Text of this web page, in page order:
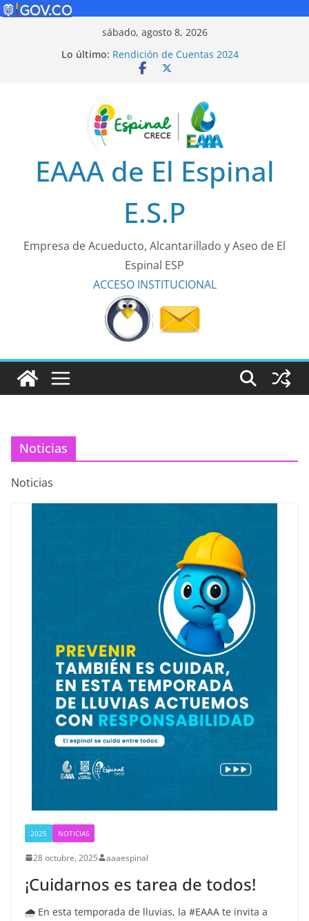
sábado, agosto 8, 2026
Lo último: Rendición de Cuentas 2024
Política de Seguridad Vial
Tarifas 2025
EAAA de El Espinal
E.S.P
Empresa de Acueducto, Alcantarillado y Aseo de El
Espinal ESP
ACCESO INSTITUCIONAL
Noticias
Noticias
2025 NOTICIAS
28 octubre, 2025 aaaespinal
¡Cuidarnos es tarea de todos!
🌧 En esta temporada de lluvias, la #EAAA te invita a